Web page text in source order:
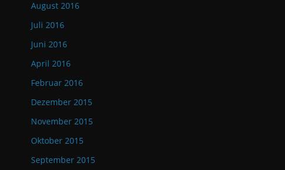
August 2016
Juli 2016
Juni 2016
April 2016
Februar 2016
Dezember 2015
November 2015
Oktober 2015
September 2015